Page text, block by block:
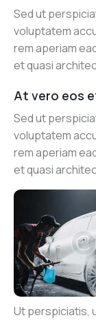
Sed ut
voluptatem
rem aperiam
et quasi
At vero eos
Sed ut
voluptatem
rem aperiam
et quasi
Ut perspiciatis,